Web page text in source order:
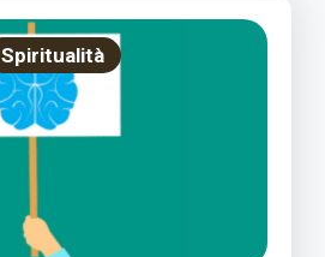
Spiritualità